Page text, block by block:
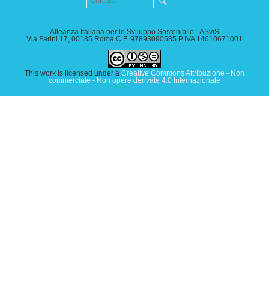
Alleanza Italiana per lo Sviluppo Sostenibile - ASviS
Via Farini 17, 00185 Roma C.F. 97893090585 P.IVA 14610671001
This work is licensed under a Creative Commons Attribuzione - Non
commerciale - Non opere derivate 4.0 Internazionale